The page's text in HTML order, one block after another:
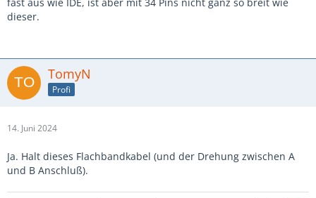
dieser.
TomyN
Profi
14. Juni 2024
Ja. Halt dieses Flachbandkabel (und der Drehung zwischen A
und B Anschluß).